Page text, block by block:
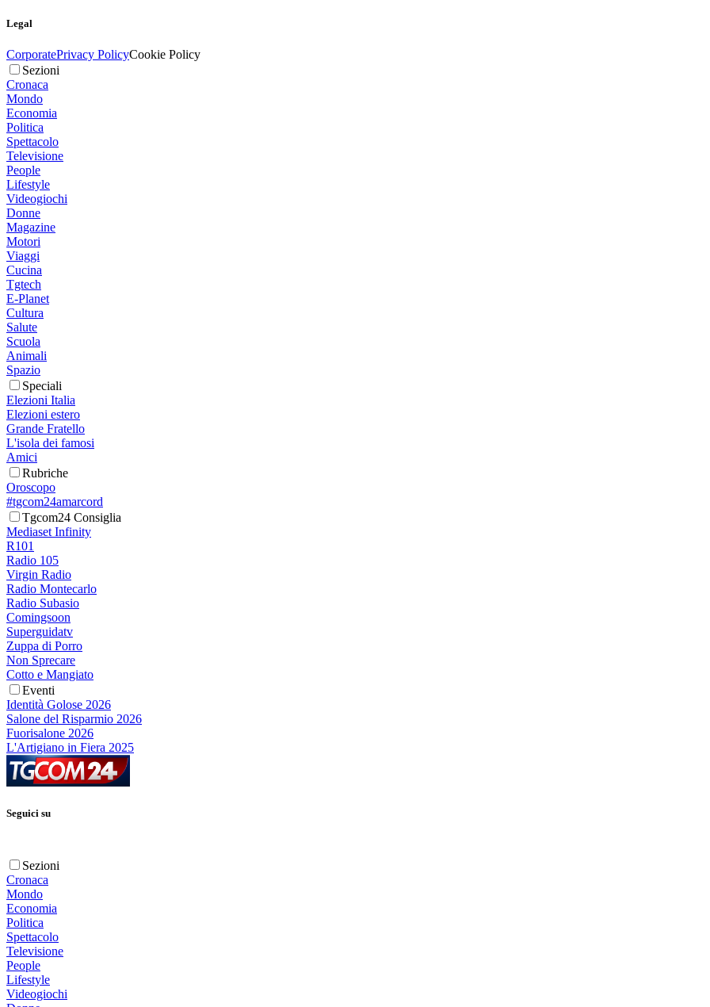
Legal
CorporatePrivacy PolicyCookie Policy
Sezioni
Cronaca
Mondo
Economia
Politica
Spettacolo
Televisione
People
Lifestyle
Videogiochi
Donne
Magazine
Motori
Viaggi
Cucina
Tgtech
E-Planet
Cultura
Salute
Scuola
Animali
Spazio
Speciali
Elezioni Italia
Elezioni estero
Grande Fratello
L'isola dei famosi
Amici
Rubriche
Oroscopo
#tgcom24amarcord
Tgcom24 Consiglia
Mediaset Infinity
R101
Radio 105
Virgin Radio
Radio Montecarlo
Radio Subasio
Comingsoon
Superguidatv
Zuppa di Porro
Non Sprecare
Cotto e Mangiato
Eventi
Identità Golose 2026
Salone del Risparmio 2026
Fuorisalone 2026
L'Artigiano in Fiera 2025
Seguici su
Sezioni
Cronaca
Mondo
Economia
Politica
Spettacolo
Televisione
People
Lifestyle
Videogiochi